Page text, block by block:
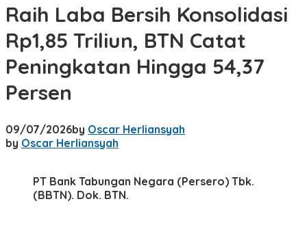
Raih Laba Bersih Konsolidasi
Rp1,85 Triliun, BTN Catat
Peningkatan Hingga 54,37
Persen
09/07/2026by Oscar Herliansyah
by Oscar Herliansyah
PT Bank Tabungan Negara (Persero) Tbk.
(BBTN). Dok. BTN.